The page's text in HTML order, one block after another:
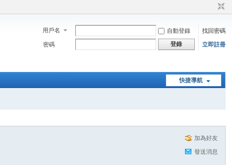
用戶名 自動登錄
找回密碼
密碼
登錄 立即註冊
快捷導航
加為好友
發送消息